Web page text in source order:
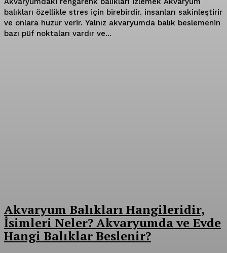
balıkları özellikle stres için birebirdir. insanları sakinleştirir
ve onlara huzur verir. Yalnız akvaryumda balık beslemenin
bazı püf noktaları vardır ve...
Akvaryum Balıkları Hangileridir,
İsimleri Neler? Akvaryumda ve Evde
Hangi Balıklar Beslenir?